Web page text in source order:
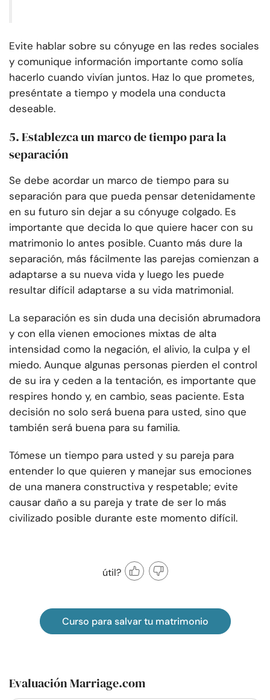
Evite hablar sobre su cónyuge en las redes sociales
y comunique información importante como solía
hacerlo cuando vivían juntos. Haz lo que prometes,
preséntate a tiempo y modela una conducta
deseable.
5. Establezca un marco de tiempo para la
separación
Se debe acordar un marco de tiempo para su
separación para que pueda pensar detenidamente
en su futuro sin dejar a su cónyuge colgado. Es
importante que decida lo que quiere hacer con su
matrimonio lo antes posible. Cuanto más dure la
separación, más fácilmente las parejas comienzan a
adaptarse a su nueva vida y luego les puede
resultar difícil adaptarse a su vida matrimonial.
La separación es sin duda una decisión abrumadora
y con ella vienen emociones mixtas de alta
intensidad como la negación, el alivio, la culpa y el
miedo. Aunque algunas personas pierden el control
de su ira y ceden a la tentación, es importante que
respires hondo y, en cambio, seas paciente. Esta
decisión no solo será buena para usted, sino que
también será buena para su familia.
Tómese un tiempo para usted y su pareja para
entender lo que quieren y manejar sus emociones
de una manera constructiva y respetable; evite
causar daño a su pareja y trate de ser lo más
civilizado posible durante este momento difícil.
útil?
Curso para salvar tu matrimonio
Evaluación Marriage.com